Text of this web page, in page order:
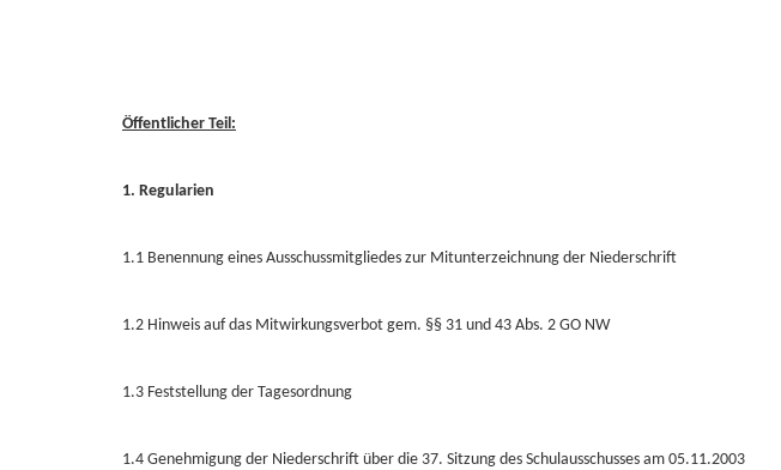
Öffentlicher Teil:
1. Regularien
1.1 Benennung eines Ausschussmitgliedes zur Mitunterzeichnung der Niederschrift
1.2 Hinweis auf das Mitwirkungsverbot gem. §§ 31 und 43 Abs. 2 GO NW
1.3 Feststellung der Tagesordnung
1.4 Genehmigung der Niederschrift über die 37. Sitzung des Schulausschusses am 05.11.2003